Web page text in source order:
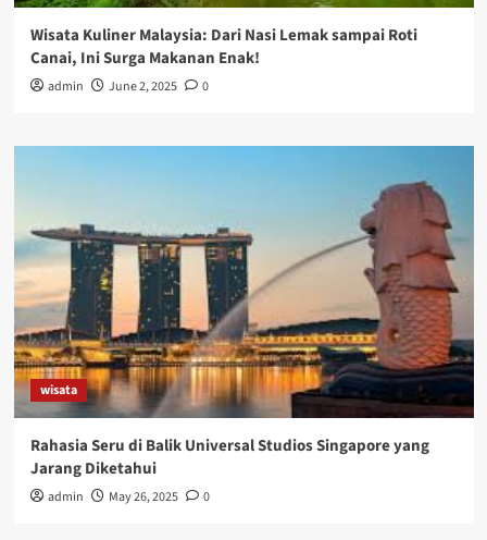
Wisata Kuliner Malaysia: Dari Nasi Lemak sampai Roti
Canai, Ini Surga Makanan Enak!
admin June 2, 2025 0
wisata
Rahasia Seru di Balik Universal Studios Singapore yang
Jarang Diketahui
admin May 26, 2025 0